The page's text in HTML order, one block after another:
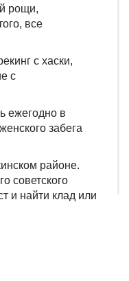
рощи,
все
с хаски,
с
ежегодно в
забега
районе.
советского
и найти клад или